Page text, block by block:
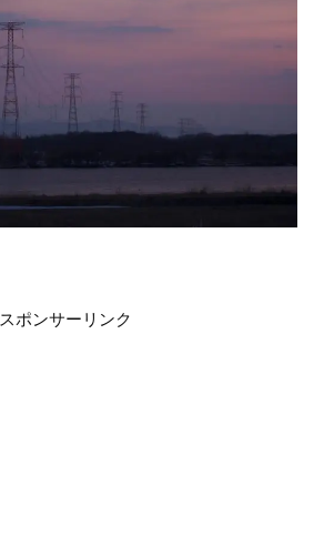
スポンサーリンク